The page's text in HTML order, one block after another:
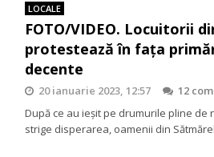
LOCALE
FOTO/VIDEO. Locuitorii
protestează în fața
decente
20 ianuarie 2023, 12:57
12
După ce au ieșit pe drumurile pline de
strige disperarea, oamenii din